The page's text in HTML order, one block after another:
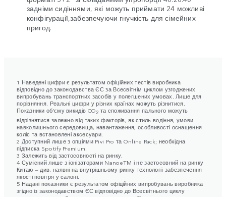
задніми сидіннями, які можуть приймати 24 можливі
конфігурації,забезпечуючи гнучкість для сімейних
пригод.
1 Наведені цифри є результатом офіційних тестів виробника
відповідно до законодавства ЄС за Всесвітнім циклом узгоджених
випробувань транспортних засобів у полегшених умовах. Лише для
порівняння. Реальні цифри у різних країнах можуть різнитися.
Показники об’єму викидів CO2 та споживання пального можуть
відрізнятися залежно від таких факторів, як стиль водіння, умови
навколишнього середовища, навантаження, особливості оснащення
коліс та встановлені аксесуари.
2 Доступний лише з опціями Pivi Pro та Online Pack; необхідна
підписка Spotify Premium.
3 Залежить від застосовності на ринку.
4 Сумісний лише з іонізаторами NanoeTM і не застосовний на ринку
Китаю — див. наявні на внутрішньому ринку технології забезпечення
якості повітря у салоні.
5 Надані показники є результатом офіційних випробувань виробника
згідно із законодавством ЄС відповідно до Всесвітнього циклу